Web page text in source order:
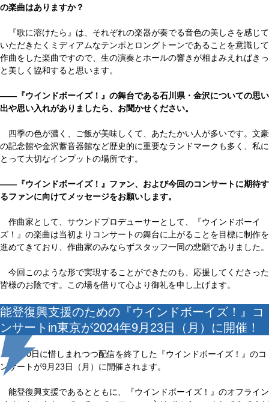
の楽曲はありますか？
『歌に溶けたら』は、それぞれの楽器が奏でる音色の美しさを感じて
いただきたくミディアムなテンポとロングトーンであることを意識して
作曲をした楽曲ですので、生の演奏とホールの響きが相まみえればきっ
と美しく協和すると思います。
――『ウインドボーイズ！』の舞台である石川県・金沢についての思い
出や思い入れがありましたら、お聞かせください。
四季の色が濃く、ご飯が美味しくて、あたたかい人が多いです。文豪
の記念館や金沢蓄音器館など歴史的に重要なランドマークも多く、私に
とって大切なインプットの場所です。
――『ウインドボーイズ！』ファン、および今回のコンサートに期待す
るファンに向けてメッセージをお願いします。
作曲家として、サウンドプロデューサーとして、『ウインドボーイ
ズ！』の楽曲は当初よりコンサートの舞台に上がることを目標に制作を
進めてきており、作曲家のみならずスタッフ一同の悲願でありました。
今回このような形で実現することができたのも、応援してくださった
皆様のお陰です。この場を借りて心より御礼を申し上げます。
能登復興支援のための『ウインドボーイズ！』コ
ンサートin東京が2024年9月23日（月）に開催！
5月30日に惜しまれつつ配信を終了した『ウインドボーイズ！』のコ
ンサートが9月23日（月）に開催されます。
能登復興支援であるとともに、『ウインドボーイズ！』のオフライン